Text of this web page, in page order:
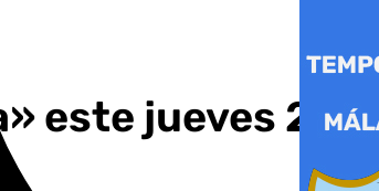
este jueves 26